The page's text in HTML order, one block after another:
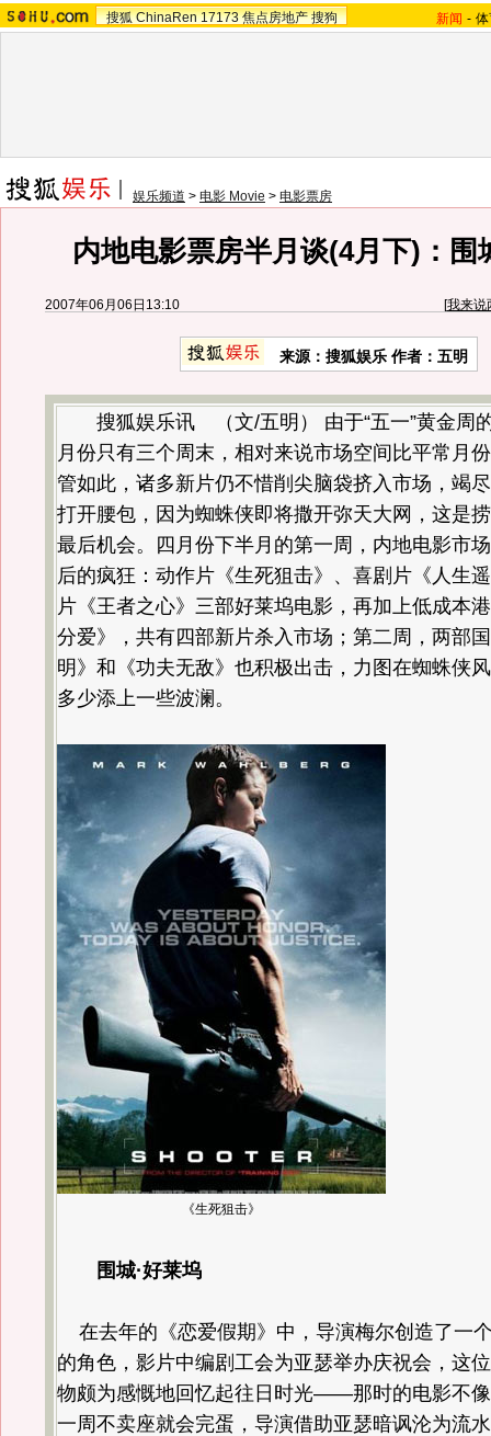
搜狐 ChinaRen 17173 焦点房地产 搜狗 新闻 -
娱乐频道 > 电影 Movie > 电影票房
内地电影票房半月谈(4月下)：围
2007年06月06日13:10 [我来说
来源：搜狐娱乐 作者：五明
搜狐娱乐讯 （文/五明） 由于“五一”黄金周
月份只有三个周末，相对来说市场空间比平常月
管如此，诸多新片仍不惜削尖脑袋挤入市场，竭
打开腰包，因为蜘蛛侠即将撒开弥天大网，这是
最后机会。四月份下半月的第一周，内地电影市
后的疯狂：动作片《生死狙击》、喜剧片《人生
片《王者之心》三部好莱坞电影，再加上低成本
分爱》，共有四部新片杀入市场；第二周，两部
明》和《功夫无敌》也积极出击，力图在蜘蛛侠
多少添上一些波澜。
《生死狙击》
围城·好莱坞
在去年的《恋爱假期》中，导演梅尔创造了一
的角色，影片中编剧工会为亚瑟举办庆祝会，这
物颇为感慨地回忆起往日时光——那时的电影不
一周不卖座就会完蛋，导演借助亚瑟暗讽沦为流